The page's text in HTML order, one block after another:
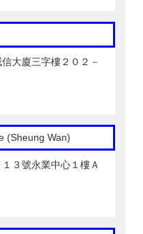
大廈三字樓２０２－
(Sheung Wan)
３號永業中心１樓Ａ